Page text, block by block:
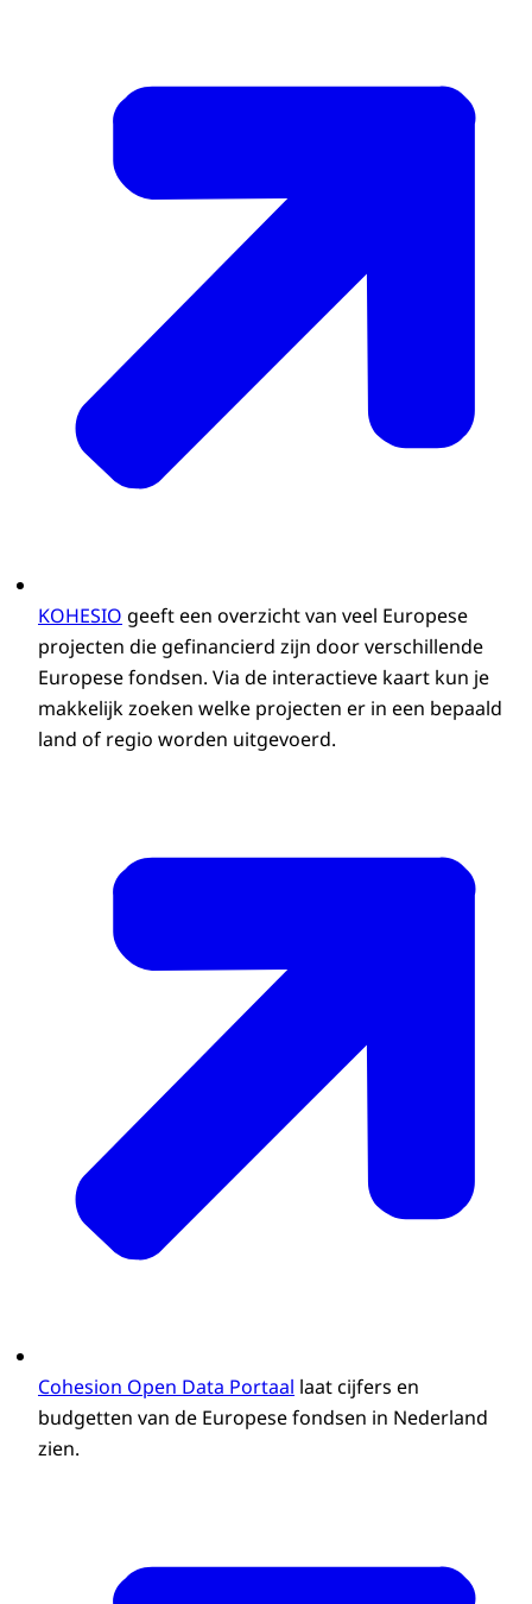
KOHESIO geeft een overzicht van veel Europese
projecten die gefinancierd zijn door verschillende
Europese fondsen. Via de interactieve kaart kun je
makkelijk zoeken welke projecten er in een bepaald
land of regio worden uitgevoerd.
Cohesion Open Data Portaal laat cijfers en
budgetten van de Europese fondsen in Nederland
zien.